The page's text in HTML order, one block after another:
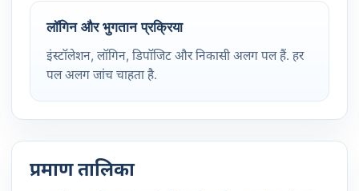
लॉगिन और भुगतान प्रक्रिया
इंस्टॉलेशन, लॉगिन, डिपॉजिट और निकासी अलग पल हैं. हर
पल अलग जांच चाहता है.
प्रमाण तालिका